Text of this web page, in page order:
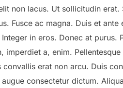
non lacus. Ut sollicitudin
Fusce ac magna. Duis et
in eros. Donec at purus.
imperdiet a, enim.
convallis erat non arcu. Duis
consectetur dictum.